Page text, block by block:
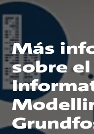
Más
sobre